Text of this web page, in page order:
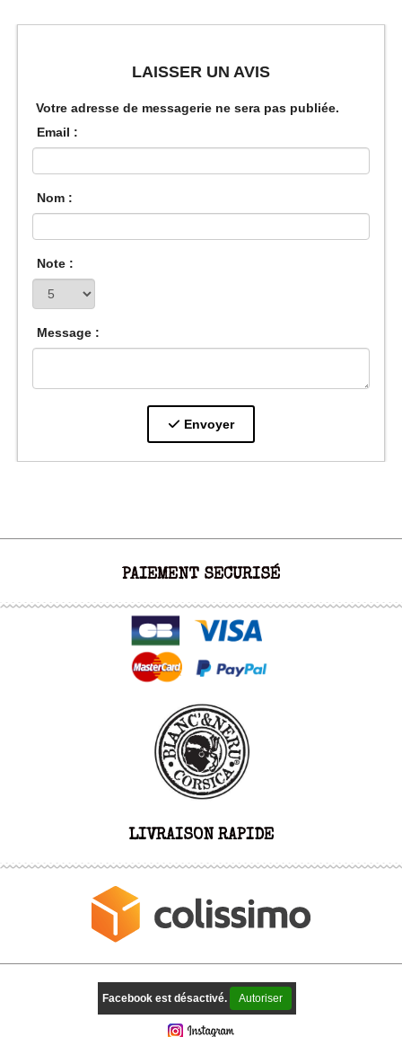
LAISSER UN AVIS
Votre adresse de messagerie ne sera pas publiée.
Email :
Nom :
Note :
Message :
Envoyer
PAIEMENT SECURISÉ
LIVRAISON RAPIDE
Facebook est désactivé. Autoriser